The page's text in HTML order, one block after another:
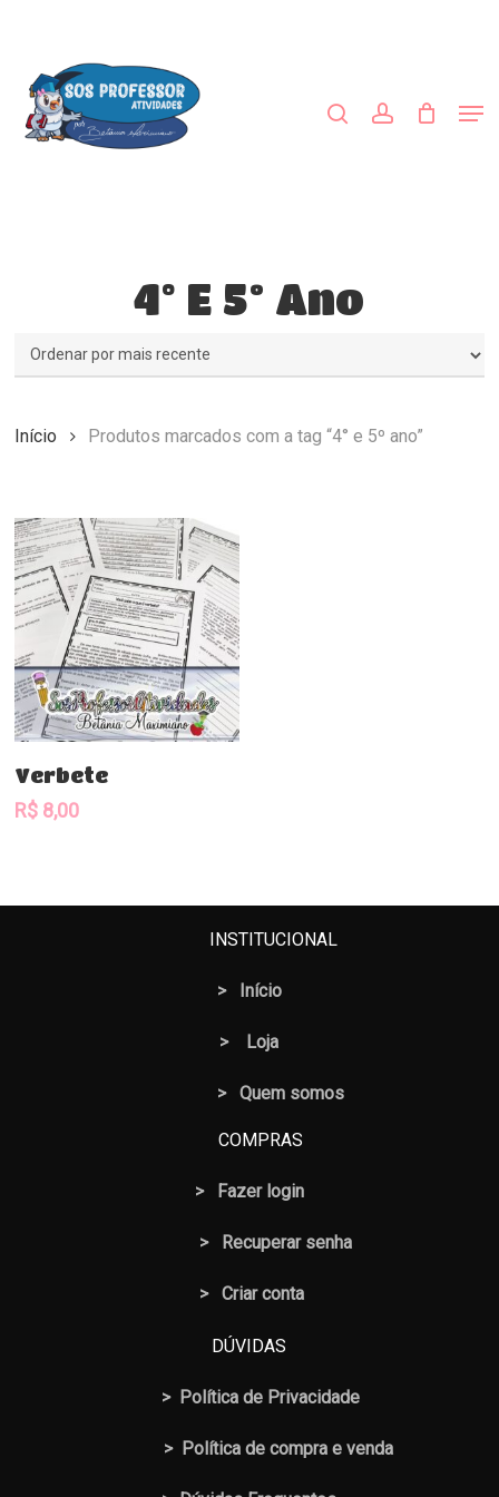
content
4° E 5º Ano
Início Produtos marcados com a tag “4° e 5º ano”
Verbete
R$ 8,00
INSTITUCIONAL
> Início
> Loja
> Quem somos
COMPRAS
> Fazer login
> Recuperar senha
> Criar conta
DÚVIDAS
> Política de Privacidade
> Política de compra e venda